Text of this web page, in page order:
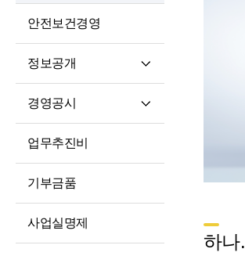
안전보건경영
정보공개
처리절차
정보공개방법
불복구제절차
경영공시
징계처분 결과
소송 및 소송대리인
현황
업무추진비
기부금품
사업실명제
하나.